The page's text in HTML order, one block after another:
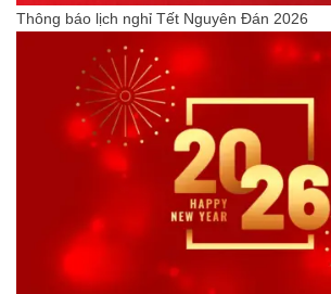
Thông báo lịch nghỉ Tết Nguyên Đán 2026